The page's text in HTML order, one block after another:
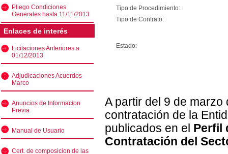
Pliego Condiciones
Generales hasta 11/11/2013
Enlaces de interés
Licitaciones Anteriores a
01/12/2013
Adjudicaciones Acuerdos
Marco
Anuncios de Informacion
Previa
Manual de Usuario
Cert. de composicion de las
Tipo de Procedimiento:
Tipo de Contrato:
Estado:
A partir del 9 de
contratación de la
publicados en el Perfil
Contratación del